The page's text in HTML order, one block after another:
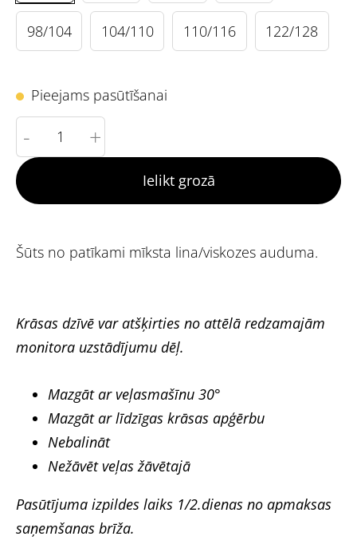
98/104 104/110 110/116 122/128
Pieejams pasūtīšanai
- +
Ielikt grozā
Šūts no patīkami mīksta lina/viskozes auduma.
Krāsas dzīvē var atšķirties no attēlā redzamajām
monitora uzstādījumu dēļ.
Mazgāt ar veļasmašīnu 30°
Mazgāt ar līdzīgas krāsas apģērbu
Nebalināt
Nežāvēt veļas žāvētajā
Pasūtījuma izpildes laiks 1/2.dienas no apmaksas
saņemšanas brīža.